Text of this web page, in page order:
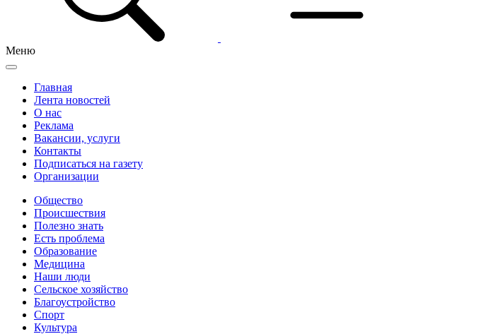
Меню
Главная
Лента новостей
О нас
Реклама
Вакансии, услуги
Контакты
Подписаться на газету
Организации
Общество
Происшествия
Полезно знать
Есть проблема
Образование
Медицина
Наши люди
Сельское хозяйство
Благоустройство
Спорт
Культура